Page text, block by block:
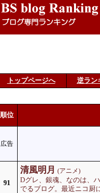
トップページへ 逆ラン
順位
広告
91
清風明月 (アニメ)
Dグレ、銀魂、なのは、
でるブログ。最近ニコ厨